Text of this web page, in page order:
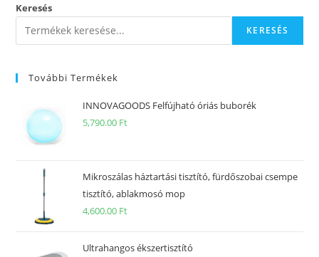
Keresés
KERESÉS
További Termékek
INNOVAGOODS Felfújható óriás buborék
5,790.00 Ft
Mikroszálas háztartási tisztító, fürdőszobai csempe
tisztító, ablakmosó mop
4,600.00 Ft
Ultrahangos ékszertisztító